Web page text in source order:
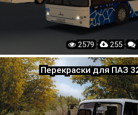
2579 · 255 ·
Перекраски для ПАЗ